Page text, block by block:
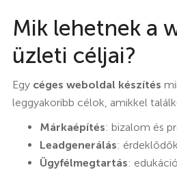
Mik lehetnek a
üzleti céljai?
Egy céges weboldal készítés
leggyakoribb célok, amikkel
Márkaépítés: bizalom és
Leadgenerálás:
Ügyfélmegtartás: